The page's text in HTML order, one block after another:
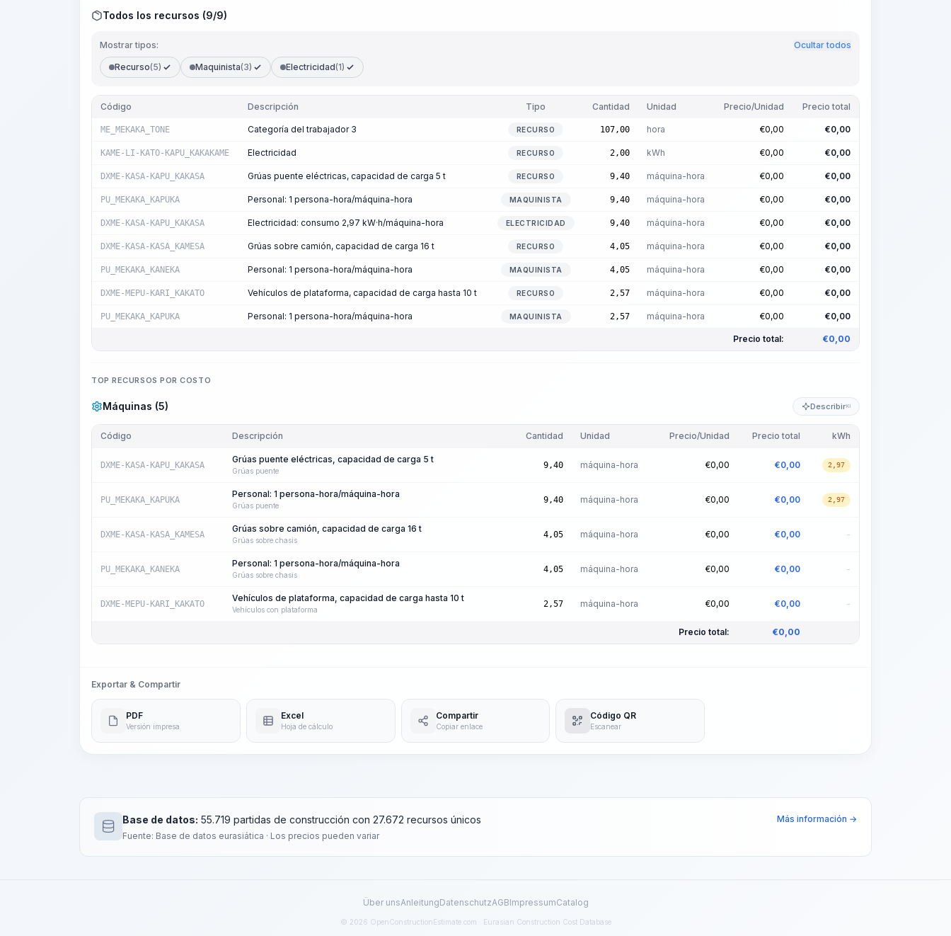
Todos los recursos (9/9)
Mostrar tipos: Ocultar todos
Recurso(5) Maquinista(3) Electricidad(1)
Código Descripción Tipo Cantidad Unidad Precio/Unidad Precio total
ME_MEKAKA_TONE Categoría del trabajador 3 RECURSO 107,00 hora €0,00 €0,00
KAME-LI-KATO-KAPU_KAKAKAME Electricidad RECURSO 2,00 kWh €0,00 €0,00
DXME-KASA-KAPU_KAKASA Grúas puente eléctricas, capacidad de carga 5 t RECURSO 9,40 máquina-hora €0,00 €0,00
PU_MEKAKA_KAPUKA Personal: 1 persona-hora/máquina-hora MAQUINISTA 9,40 máquina-hora €0,00 €0,00
DXME-KASA-KAPU_KAKASA Electricidad: consumo 2,97 kW·h/máquina-hora ELECTRICIDAD 9,40 máquina-hora €0,00 €0,00
DXME-KASA-KASA_KAMESA Grúas sobre camión, capacidad de carga 16 t RECURSO 4,05 máquina-hora €0,00 €0,00
PU_MEKAKA_KANEKA Personal: 1 persona-hora/máquina-hora MAQUINISTA 4,05 máquina-hora €0,00 €0,00
DXME-MEPU-KARI_KAKATO Vehículos de plataforma, capacidad de carga hasta 10 t RECURSO 2,57 máquina-hora €0,00 €0,00
PU_MEKAKA_KAPUKA Personal: 1 persona-hora/máquina-hora MAQUINISTA 2,57 máquina-hora €0,00 €0,00
Precio total: €0,00
TOP RECURSOS POR COSTO
Máquinas (5) DescribirKI
Código Descripción Cantidad Unidad Precio/Unidad Precio total kWh
DXME-KASA-KAPU_KAKASA
Grúas puente eléctricas, capacidad de carga 5 t
Grúas puente
9,40 máquina-hora €0,00 €0,00 2,97
PU_MEKAKA_KAPUKA
Personal: 1 persona-hora/máquina-hora
Grúas puente
9,40 máquina-hora €0,00 €0,00 2,97
DXME-KASA-KASA_KAMESA
Grúas sobre camión, capacidad de carga 16 t
Grúas sobre chasis
4,05 máquina-hora €0,00 €0,00 -
PU_MEKAKA_KANEKA
Personal: 1 persona-hora/máquina-hora
Grúas sobre chasis
4,05 máquina-hora €0,00 €0,00 -
DXME-MEPU-KARI_KAKATO
Vehículos de plataforma, capacidad de carga hasta 10 t
Vehículos con plataforma
2,57 máquina-hora €0,00 €0,00 -
Precio total: €0,00
Exportar & Compartir
PDF
Versión impresa
Excel
Hoja de cálculo
Compartir
Copiar enlace
Código QR
Escanear
Base de datos: 55.719 partidas de construcción con 27.672 recursos únicos
Fuente: Base de datos eurasiática · Los precios pueden variar
Más información →
Über unsAnleitungDatenschutzAGBImpressumCatalog
© 2026 OpenConstructionEstimate.com · Eurasian Construction Cost Database